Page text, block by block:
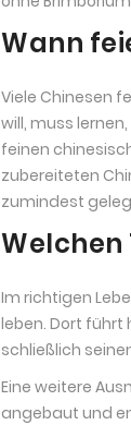
Wann
Viele Chinesen
will, muss
feinen
zubereiteten
zumindest
Welchen
Im richtigen
leben. Dort
schließlich
Eine weitere
angebaut und